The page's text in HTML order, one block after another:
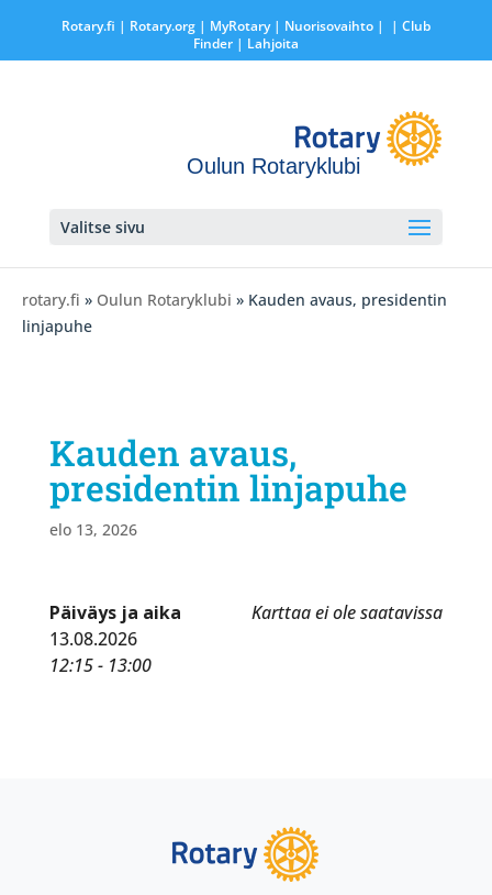
Rotary.fi | Rotary.org| MyRotary | Nuorisovaihto|
| Club
Finder| Lahjoita
Oulun Rotaryklubi
Valitse sivu
rotary.fi » Oulun Rotaryklubi » Kauden avaus, presidentin
linjapuhe
Kauden avaus,
presidentin linjapuhe
elo 13, 2026
Karttaa ei ole saatavissa
Päiväys ja aika
13.08.2026
12:15 - 13:00